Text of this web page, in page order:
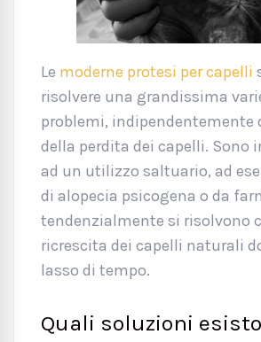
Le moderne protesi per capelli
risolvere una grandissima
problemi, indipendentemente
della perdita dei capelli. Sono
ad un utilizzo saltuario, ad
di alopecia psicogena o da
tendenzialmente si risolvono
ricrescita dei capelli naturali
lasso di tempo.
Quali soluzioni